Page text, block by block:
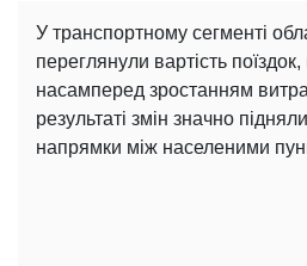
У транспортному сегменті
переглянули вартість
насамперед зростанням
результаті змін значно
напрямки між населеними